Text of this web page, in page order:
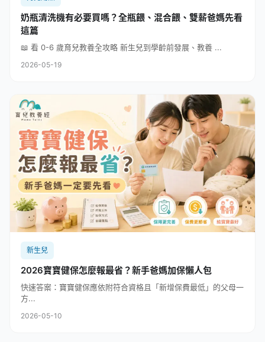
奶瓶清洗機有必要買嗎？全瓶餵、混合餵、雙薪爸媽先看
這篇
📖 看 0-6 歲育兒教養全攻略 新生兒到學齡前發展、教養 ...
2026-05-19
新生兒
2026寶寶健保怎麼報最省？新手爸媽加保懶人包
快速答案：寶寶健保應依附符合資格且「新增保費最低」的父母一
方...
2026-05-10